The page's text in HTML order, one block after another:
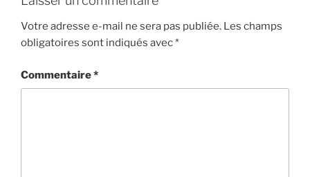
Votre adresse e-mail ne sera pas publiée. Les champs
obligatoires sont indiqués avec*
Commentaire*